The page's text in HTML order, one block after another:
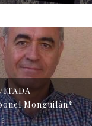
Monguilán*